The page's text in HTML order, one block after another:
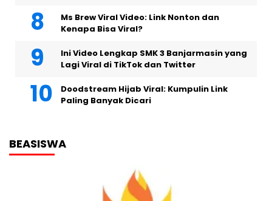
Ms Brew Viral Video: Link Nonton dan
Kenapa Bisa Viral?
Ini Video Lengkap SMK 3 Banjarmasin yang
Lagi Viral di TikTok dan Twitter
Doodstream Hijab Viral: Kumpulin Link
Paling Banyak Dicari
BEASISWA